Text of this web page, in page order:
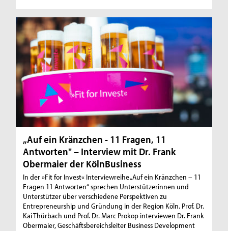
„Auf ein Kränzchen - 11 Fragen, 11
Antworten" – Interview mit Dr. Frank
Obermaier der KölnBusiness
In der »Fit for Invest« Interviewreihe „Auf ein Kränzchen – 11
Fragen 11 Antworten“ sprechen Unterstützerinnen und
Unterstützer über verschiedene Perspektiven zu
Entrepreneurship und Gründung in der Region Köln. Prof. Dr.
Kai Thürbach und Prof. Dr. Marc Prokop interviewen Dr. Frank
Obermaier, Geschäftsbereichsleiter Business Development